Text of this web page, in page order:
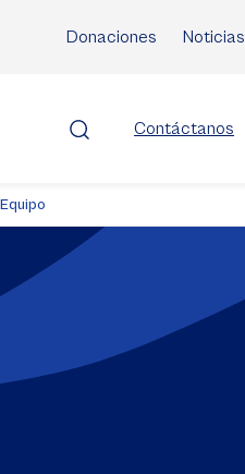
Donaciones Noticias
Contáctanos